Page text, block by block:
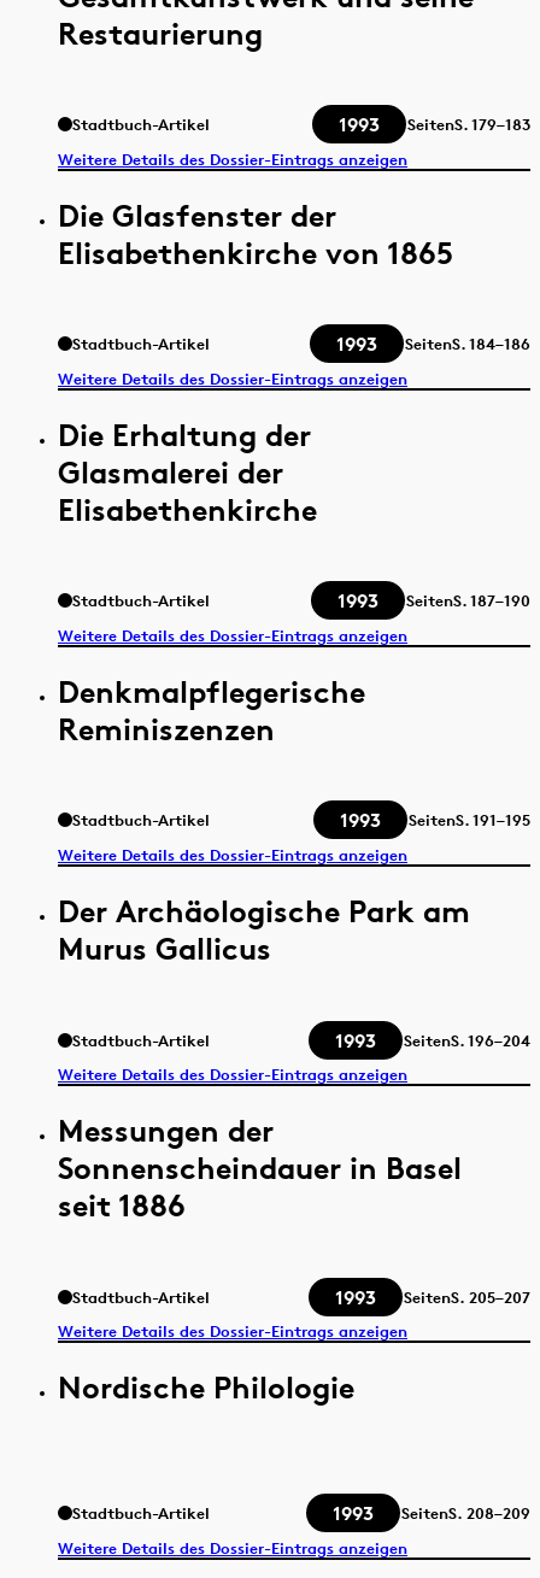
Restaurierung
Stadtbuch-Artikel 1993 SeitenS.179–183
Weitere Details des Dossier-Eintrags anzeigen
Die Glasfenster der
Elisabethenkirche von 1865
Stadtbuch-Artikel 1993 SeitenS.184–186
Weitere Details des Dossier-Eintrags anzeigen
Die Erhaltung der
Glasmalerei der
Elisabethenkirche
Stadtbuch-Artikel 1993 SeitenS.187–190
Weitere Details des Dossier-Eintrags anzeigen
Denkmalpflegerische
Reminiszenzen
Stadtbuch-Artikel 1993 SeitenS.191–195
Weitere Details des Dossier-Eintrags anzeigen
Der Archäologische Park am
Murus Gallicus
Stadtbuch-Artikel 1993 SeitenS.196–204
Weitere Details des Dossier-Eintrags anzeigen
Messungen der
Sonnenscheindauer in Basel
seit 1886
Stadtbuch-Artikel 1993 SeitenS. 205–207
Weitere Details des Dossier-Eintrags anzeigen
Nordische Philologie
Stadtbuch-Artikel 1993 SeitenS. 208–209
Weitere Details des Dossier-Eintrags anzeigen